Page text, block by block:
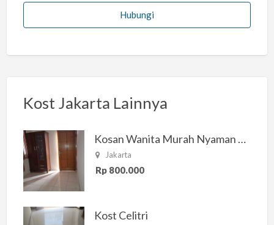
Hubungi
Kost Jakarta Lainnya
Kosan Wanita Murah Nyaman di Jakarta Selatan
Jakarta
Rp 800.000
Kost Celitri